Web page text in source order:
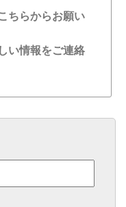
ちらからお願い
い情報をご連絡